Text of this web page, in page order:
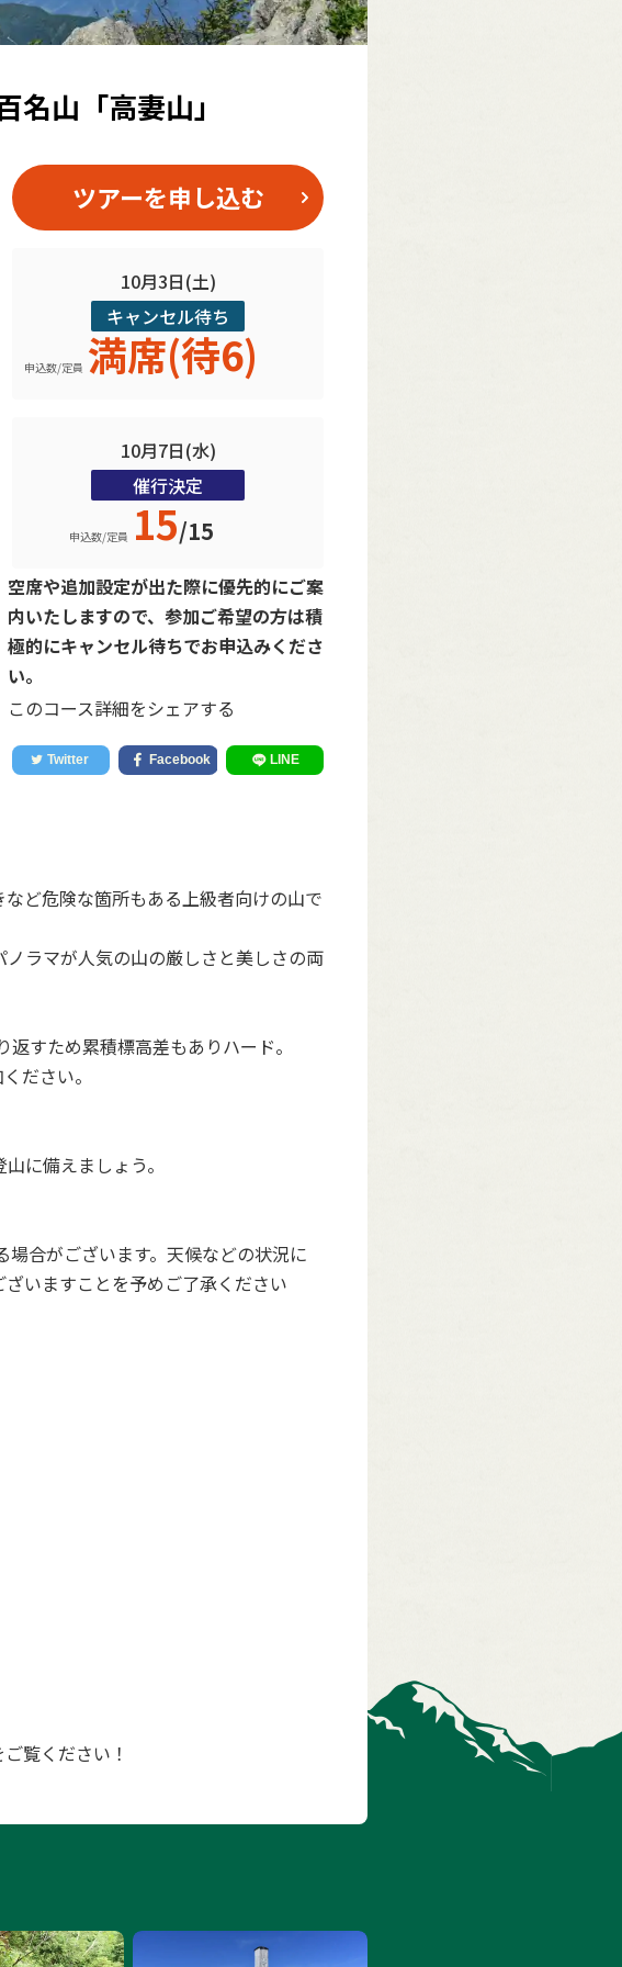
名山「高妻山」
ツアーを申し込む
10月3日(土)
キャンセル待ち
申込数/定員 満席(待6)
10月7日(水)
催行決定
申込数/定員 15/15
空席や追加設定が出た際に優先的にご案
内いたしますので、参加ご希望の方は積
極的にキャンセル待ちでお申込みくださ
い。
このコース詳細をシェアする
ど危険な箇所もある上級者向けの山で
ラマが人気の山の厳しさと美しさの両
すため累積標高差もありハード。
ださい。
に備えましょう。
合がございます。天候などの状況に
いますことを予めご了承ください
覧ください！